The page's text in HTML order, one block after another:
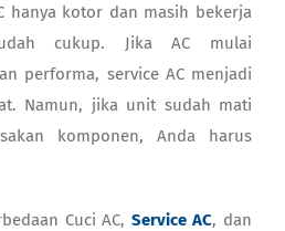
hanya kotor dan masih bekerja
cukup. Jika AC mulai
performa, service AC menjadi
Namun, jika unit sudah mati
komponen, Anda harus
Cuci AC, Service AC, dan